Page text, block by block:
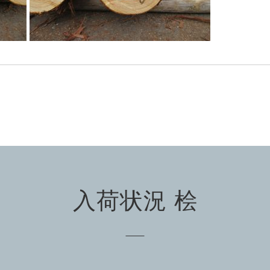
入荷状況 桧